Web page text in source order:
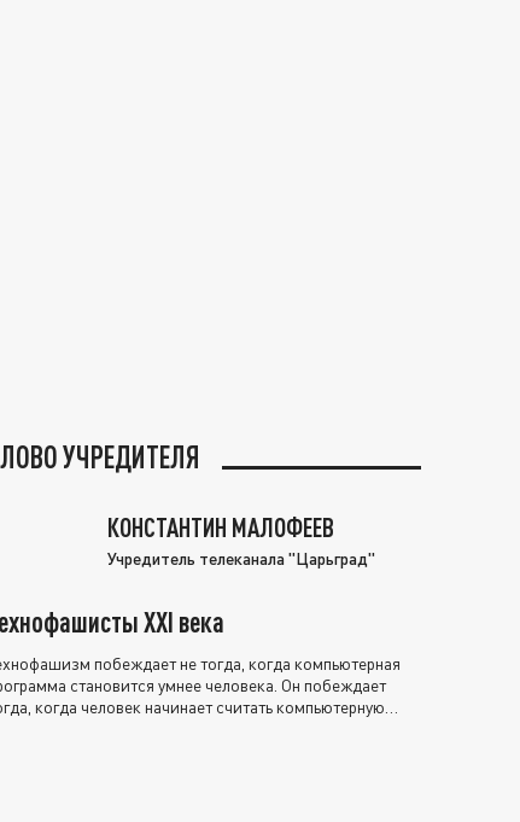
УЧРЕДИТЕЛЯ
КОНСТАНТИН МАЛОФЕЕВ
Учредитель телеканала "Царьград"
XXI века
побеждает не тогда, когда компьютерная
становится умнее человека. Он побеждает
когда человек начинает считать компьютерную